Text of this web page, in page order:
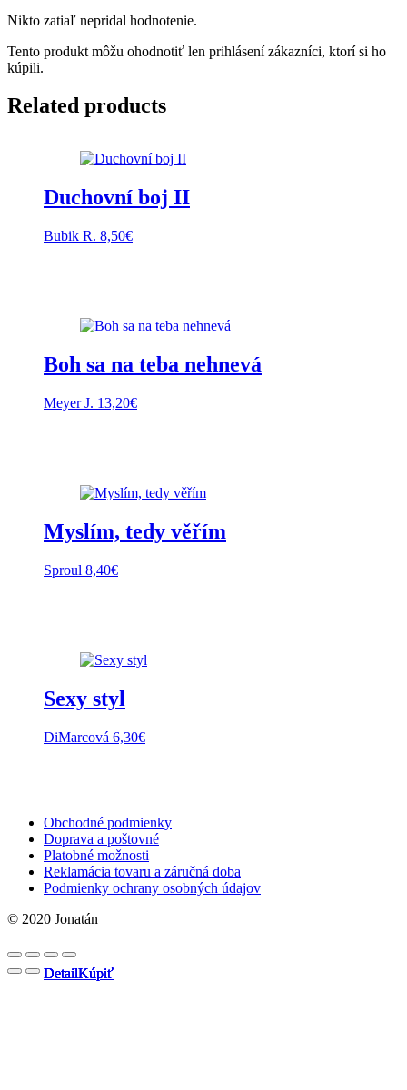
Nikto zatiaľ nepridal hodnotenie.
Tento produkt môžu ohodnotiť len prihlásení zákazníci, ktorí si ho
kúpili.
Related products
Duchovní boj II
Bubik R. 8,50€
DetailKúpiť
Boh sa na teba nehnevá
Meyer J. 13,20€
DetailKúpiť
Myslím, tedy věřím
Sproul 8,40€
DetailKúpiť
Sexy styl
DiMarcová 6,30€
DetailKúpiť
Obchodné podmienky
Doprava a poštovné
Platobné možnosti
Reklamácia tovaru a záručná doba
Podmienky ochrany osobných údajov
© 2020 Jonatán